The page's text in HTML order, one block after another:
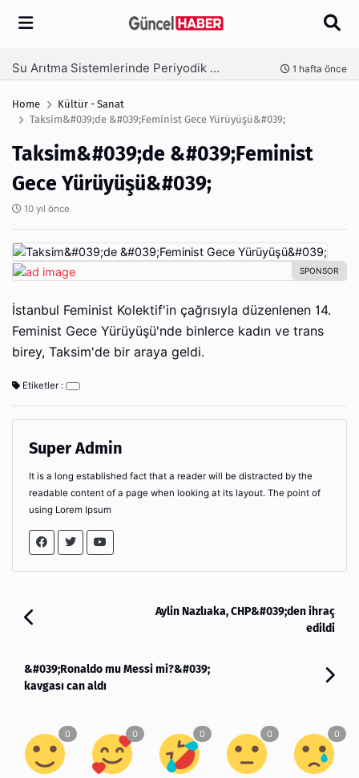
Arama
önce 3
Home
Kültür - Sanat
Taksim&#039;de &#039;Feminist Gece Yürüyüşü&#039;
Taksim&#039;de &#039;Feminist
Gece Yürüyüşü&#039;
10 yıl önce
İstanbul Feminist Kolektif'in çağrısıyla düzenlenen 14.
Feminist Gece Yürüyüşü'nde binlerce kadın ve trans
birey, Taksim'de bir araya geldi.
Etiketler :
Super Admin
It is a long established fact that a reader will be distracted by the
readable content of a page when looking at its layout. The point of
using Lorem Ipsum
Aylin Nazlıaka, CHP&#039;den ihraç
edildi
&#039;Ronaldo mu Messi mi?&#039;
kavgası can aldı